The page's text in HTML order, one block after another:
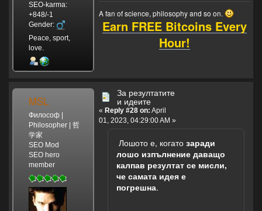
SEO-karma:
+848/-1
Gender:
Peace, sport,
love.
A fan of science, philosophy and so on.
Earn FREE Bitcoins Every
Hour!
MSL
Философ |
Philosopher | 哲
学家
SEO Mod
SEO hero
member
За резултатите
и идеите
« Reply #28 on: April
01, 2023, 04:29:00 AM »
Лошото е, когато заради
лошо изпълнение даващо
калпав резултат се мисли,
че самата идея е
погрешна.